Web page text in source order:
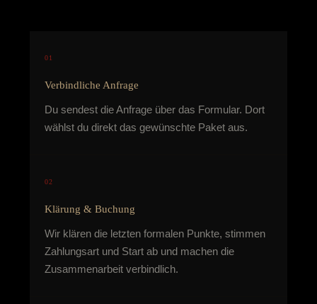
01
Verbindliche Anfrage
Du sendest die Anfrage über das Formular. Dort
wählst du direkt das gewünschte Paket aus.
02
Klärung & Buchung
Wir klären die letzten formalen Punkte, stimmen
Zahlungsart und Start ab und machen die
Zusammenarbeit verbindlich.